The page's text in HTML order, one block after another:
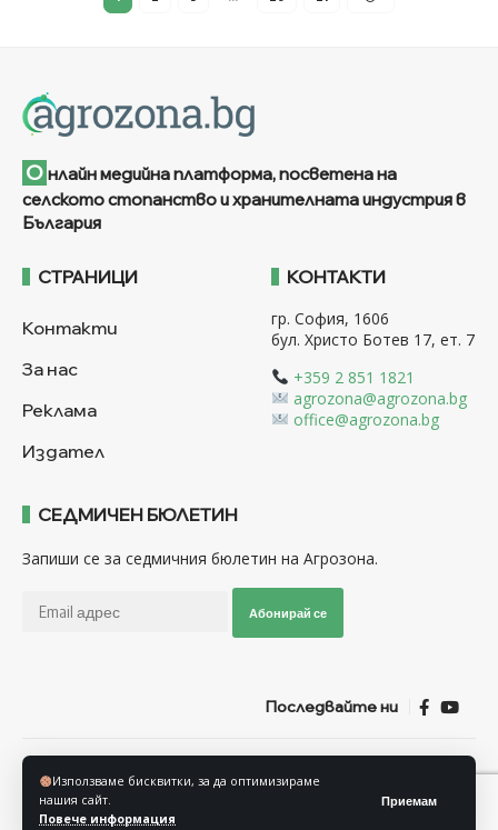
Използваме бисквитки, за да оптимизираме
нашия сайт.
Повече информация
Приемам
О нлайн медийна платформа, посветена на
селското стопанство и хранителната индустрия в
България
СТРАНИЦИ
Контакти
За нас
Реклама
Издател
КОНТАКТИ
гр. София, 1606
бул. Христо Ботев 17, ет. 7
+359 2 851 1821
agrozona@agrozona.bg
office@agrozona.bg
СЕДМИЧЕН БЮЛЕТИН
Запиши се за седмичния бюлетин на Агрозона.
Абонирай се
Последвайте ни
Политика за защита на личните данни